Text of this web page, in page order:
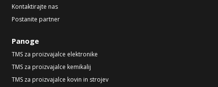
Kontaktirajte nas
Postanite partner
Panoge
TMS za proizvajalce elektronike
TMS za proizvajalce kemikalij
TMS za proizvajalce kovin in strojev